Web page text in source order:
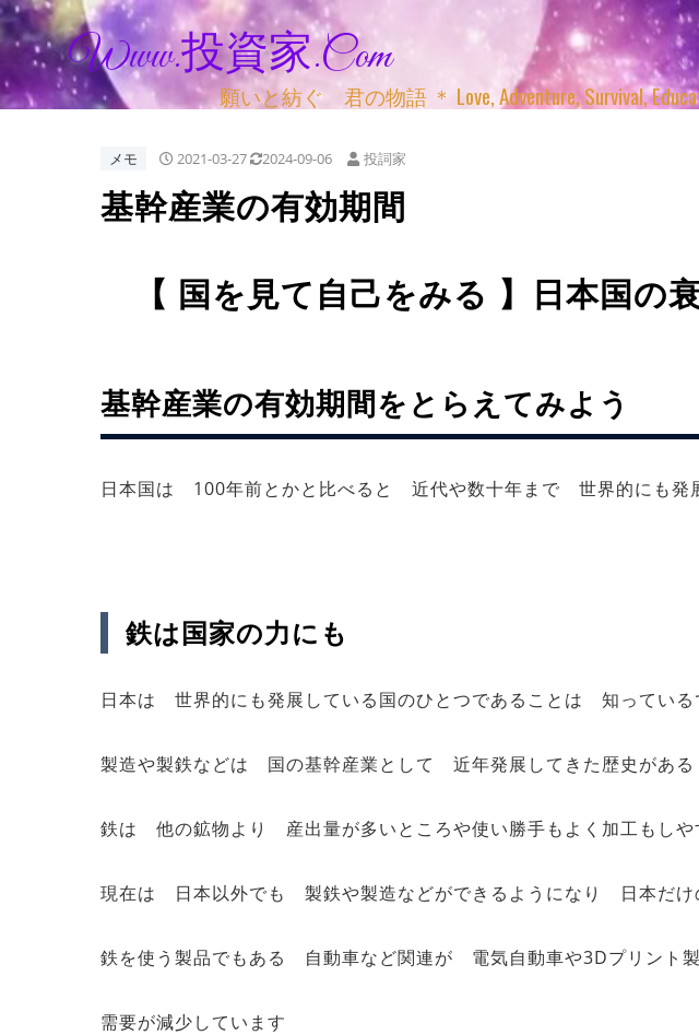
Www.投資家.com
願いと紡ぐ 君の物語 ＊ Love, Adventure, Survival,
メモ 2021-03-27 2024-09-06 投詞家
基幹産業の有効期間
【 国を見て自己をみる 】日本国の
基幹産業の有効期間をとらえてみよう
日本国は 100年前とかと比べると 近代や数十年まで 世界的にも発
鉄は国家の力にも
日本は 世界的にも発展している国のひとつであることは 知っている
製造や製鉄などは 国の基幹産業として 近年発展してきた歴史がある
鉄は 他の鉱物より 産出量が多いところや使い勝手もよく加工もし
現在は 日本以外でも 製鉄や製造などができるようになり 日本だけ
鉄を使う製品でもある 自動車など関連が 電気自動車や3Dプリント製
需要が減少しています